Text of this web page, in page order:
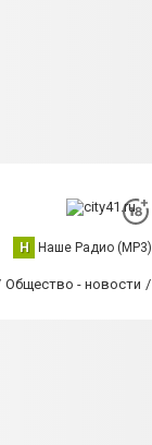
Н Наше Радио (MP3)
Общество - новости